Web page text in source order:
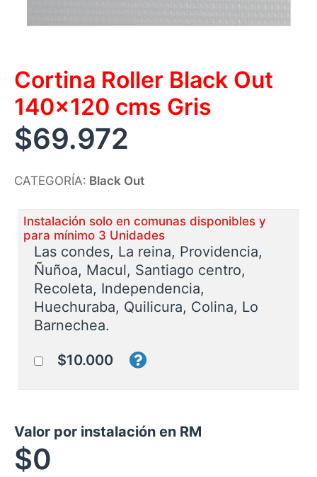
Cortina Roller Black Out
140×120 cms Gris
$69.972
CATEGORÍA: Black Out
Instalación solo en comunas disponibles y
para mínimo 3 Unidades
Las condes, La reina, Providencia,
Ñuñoa, Macul, Santiago centro,
Recoleta, Independencia,
Huechuraba, Quilicura, Colina, Lo
Barnechea.
$10.000
Valor por instalación en RM
$0